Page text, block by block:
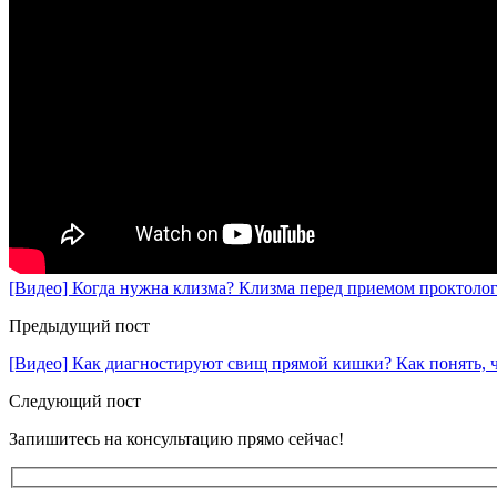
[Видео] Когда нужна клизма? Клизма перед приемом
Предыдущий пост
[Видео] Как диагностируют свищ прямой кишки? Как понять,
Следующий пост
Запишитесь на консультацию прямо сейчас!